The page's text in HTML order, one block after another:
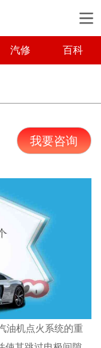
汽修 百科
我要咨询
油机点火系统的重